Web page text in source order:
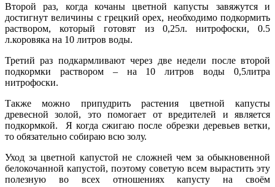
Второй раз, когда кочаны цветной капусты завяжутся и
достигнут величины с грецкий орех, необходимо подкормить
раствором, который готовят из 0,25л. нитрофоски, 0.5
л.коровяка на 10 литров воды.
Третий раз подкармливают через две недели после второй
подкормки раствором – на 10 литров воды 0,5литра
нитрофоски.
Также можно припудрить растения цветной капусты
древесной золой, это помогает от вредителей и является
подкормкой. Я когда сжигаю после обрезки деревьев ветки,
то обязательно собираю всю золу.
Уход за цветной капустой не сложней чем за обыкновенной
белокочанной капустой, поэтому советую всем вырастить эту
полезную во всех отношениях капусту на своём